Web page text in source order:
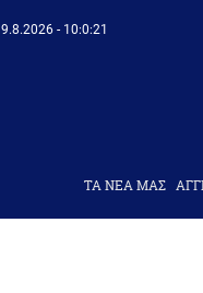
9.8.2026 - 10:0:22
ΤΑ ΝΕΑ ΜΑΣ